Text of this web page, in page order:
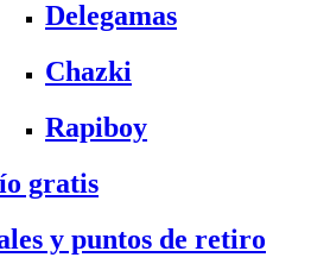
Delegamas
Chazki
Rapiboy
gratis
y puntos de retiro